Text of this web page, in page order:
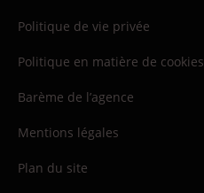
Politique de vie privée
Politique en matière de cookies
Barème de l’agence
Mentions légales
Plan du site